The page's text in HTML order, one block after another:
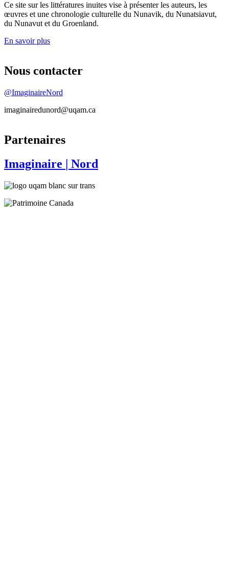
Ce site sur les littératures inuites vise à présenter les auteurs, les
œuvres et une chronologie culturelle du Nunavik, du Nunatsiavut,
du Nunavut et du Groenland.
En savoir plus
Nous contacter
@ImaginaireNord
imaginairedunord@uqam.ca
Partenaires
Imaginaire | Nord